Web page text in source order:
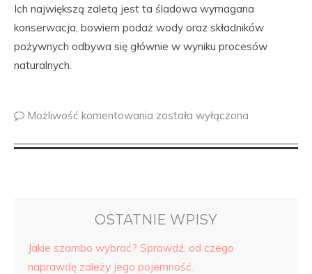
Ich największą zaletą jest ta śladowa wymagana
konserwacja, bowiem podaż wody oraz składników
pożywnych odbywa się głównie w wyniku procesów
naturalnych.
Możliwość komentowania została wyłączona
OSTATNIE WPISY
Jakie szambo wybrać? Sprawdź, od czego
naprawdę zależy jego pojemność.